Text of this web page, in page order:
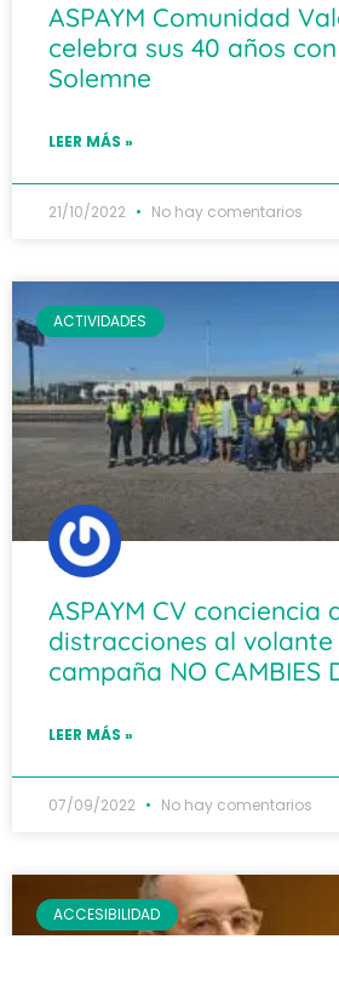
ASPAYM Comunidad
celebra sus 40 años
Solemne
LEER MÁS »
21/10/2022 No hay comentarios
ACTIVIDADES
ASPAYM CV conciencia
distracciones al volante
campaña NO CAMBIES
LEER MÁS »
07/09/2022 No hay comentarios
ACCESIBILIDAD